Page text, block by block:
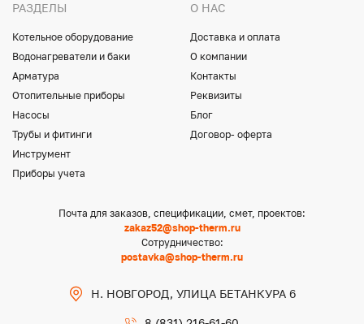
РАЗДЕЛЫ
Котельное оборудование
Водонагреватели и баки
Арматура
Отопительные приборы
Насосы
Трубы и фитинги
Инструмент
Приборы учета
О НАС
Доставка и оплата
О компании
Контакты
Реквизиты
Блог
Договор- оферта
Почта для заказов, спецификации, смет, проектов:
zakaz52@shop-therm.ru
Сотрудничество:
postavka@shop-therm.ru
Н. НОВГОРОД, УЛИЦА БЕТАНКУРА 6